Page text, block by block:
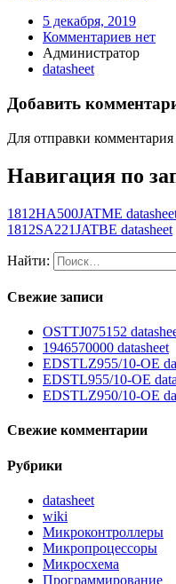
5 декабря, 2019
Комментариев нет
Администратор
datasheet
Добавить
Для отправки
Навигация по
1812HA500JATME
1812SA221JATBE datasheet
Найти:
Свежие записи
OSTTJ075152
1946570000 datasheet
EDSTLZ955/10-OE
EDSTL955/10-OE
EDSTLZ950/10-OE
Свежие комментарии
Рубрики
datasheet
wiki
Микроконтроллеры
Микропроцессоры
Микросхема
Программирование